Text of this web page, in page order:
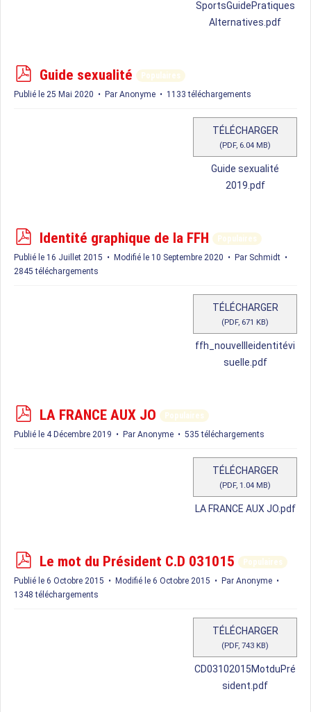
SportsGuidePratiques
Alternatives.pdf
p
d
Guide sexualité
Populaires
Publié le 25 Mai 2020
Par Anonyme 1133 téléchargements
TÉLÉCHARGER
(PDF, 6.04 MB)
Guide sexualité
2019.pdf
p
d
f
Identité graphique de la FFH
Populaires
Publié le 16 Juillet 2015
Modifié le 10 Septembre 2020 Par Schmidt
2845 téléchargements
TÉLÉCHARGER
(PDF, 671 KB)
ffh_nouvellleidentitévi
suelle.pdf
p
d
LA FRANCE AUX JO
Populaires
Publié le 4 Décembre 2019
Par Anonyme 535 téléchargements
TÉLÉCHARGER
(PDF, 1.04 MB)
LA FRANCE AUX JO.pdf
p
d
f
Le mot du Président C.D 031015
Populaires
Publié le 6 Octobre 2015
Modifié le 6 Octobre 2015 Par Anonyme
1348 téléchargements
TÉLÉCHARGER
(PDF, 743 KB)
CD03102015MotduPré
sident.pdf